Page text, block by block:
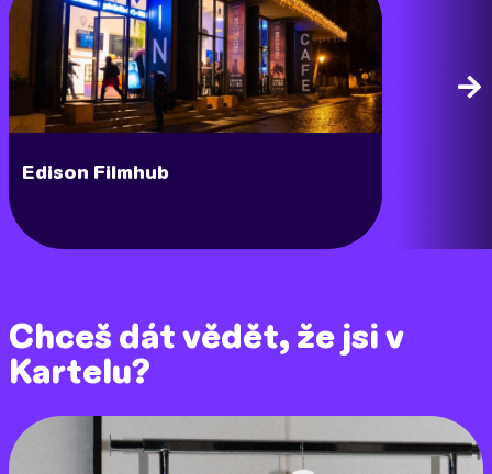
Edison Filmhub
Chceš dát vědět, že jsi v
Kartelu?